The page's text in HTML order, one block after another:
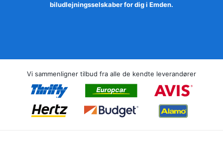
biludlejningsselskaber for dig i Emden.
Vi sammenligner tilbud fra alle de kendte leverandører